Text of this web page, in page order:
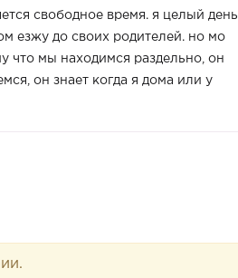
свободное время. я целый день
езжу до своих родителей. но мо
что мы находимся раздельно, он
он знает когда я дома или у